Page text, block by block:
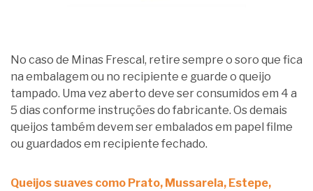
No caso de Minas Frescal, retire sempre o soro que fica
na embalagem ou no recipiente e guarde o queijo
tampado. Uma vez aberto deve ser consumidos em 4 a
5 dias conforme instruções do fabricante. Os demais
queijos também devem ser embalados em papel filme
ou guardados em recipiente fechado.
Queijos suaves como Prato, Mussarela, Estepe,